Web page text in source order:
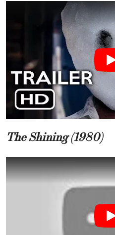
The Shining (1980)